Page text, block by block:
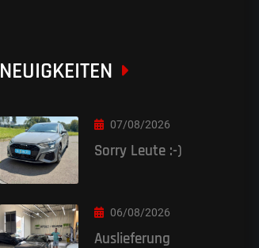
NEUIGKEITEN
07/08/2026
Sorry Leute :-)
06/08/2026
Auslieferung